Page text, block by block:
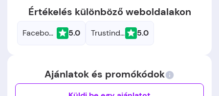
Értékelés különböző weboldalakon
Facebook 5.0 Trustindex 5.0
Ajánlatok és promókódok